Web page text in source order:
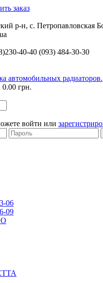
заказ
р-н, с. Петропавловская
40-40 (093) 484-30-30
грн.
войти или
06
09